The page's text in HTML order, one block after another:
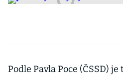
Podle Pavla Poce (ČSSD)